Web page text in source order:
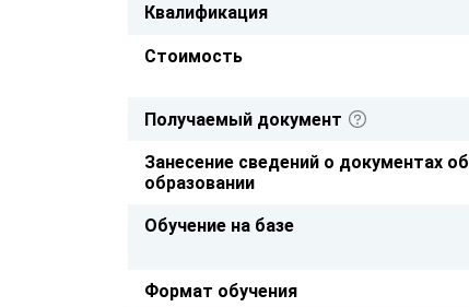
Квалификация
Стоимость
Получаемый документ
Занесение сведений о документах об
образовании
Обучение на базе
Формат обучения